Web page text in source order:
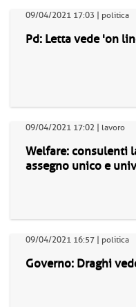
09/04/2021 17:03 | politica
Pd: Letta vede 'on
09/04/2021 17:02 | lavoro
Welfare: consulenti
assegno unico e
09/04/2021 16:57 | politica
Governo: Draghi